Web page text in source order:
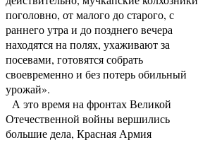
поголовно, от малого до старого, с
раннего утра и до позднего вечера
находятся на полях, ухаживают за
посевами, готовятся собрать
своевременно и без потерь обильный
урожай».
А это время на фронтах Великой
Отечественной войны вершились
большие дела, Красная Армия